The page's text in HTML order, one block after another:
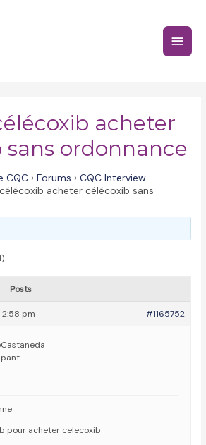
Main
acheter
sans ordonnance
CQC › Forums › CQC Interview
acheter célécoxib sans
Posts
pm #1165752
pour acheter celecoxib